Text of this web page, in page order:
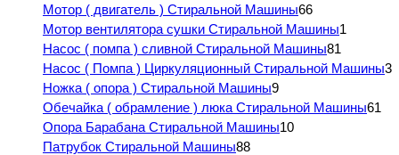
Мотор ( двигатель ) Стиральной Машины66
Мотор вентилятора сушки Стиральной Машины1
Насос ( помпа ) сливной Стиральной Машины81
Насос ( Помпа ) Циркуляционный Стиральной Машины3
Ножка ( опора ) Стиральной Машины9
Обечайка ( обрамление ) люка Стиральной Машины61
Опора Барабана Стиральной Машины10
Патрубок Стиральной Машины88